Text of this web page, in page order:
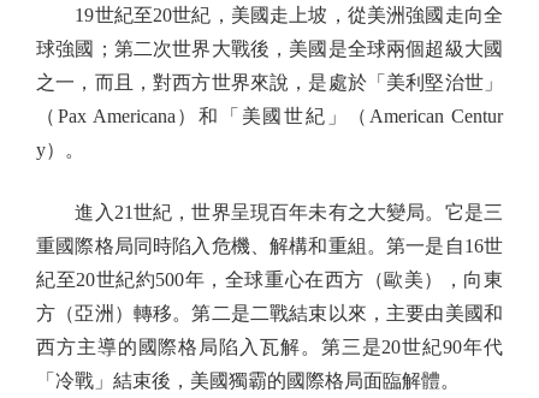
19世紀至20世紀，美國走上坡，從美洲強國走向全
球強國；第二次世界大戰後，美國是全球兩個超級大國
之一，而且，對西方世界來說，是處於「美利堅治世」
（Pax Americana）和「美國世紀」（American Centur
y）。
進入21世紀，世界呈現百年未有之大變局。它是三
重國際格局同時陷入危機、解構和重組。第一是自16世
紀至20世紀約500年，全球重心在西方（歐美），向東
方（亞洲）轉移。第二是二戰結束以來，主要由美國和
西方主導的國際格局陷入瓦解。第三是20世紀90年代
「冷戰」結束後，美國獨霸的國際格局面臨解體。